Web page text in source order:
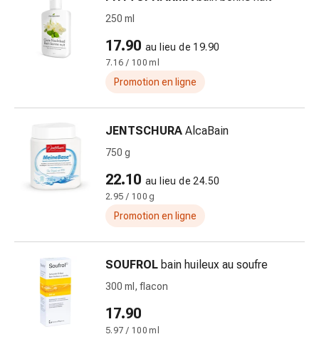
Mouchoirs
papier
plaies
et
des
Bandes
Pansements
pour
doigts
250 ml
17.90 au lieu de 19.90
7.16 / 100 ml
Promotion en ligne
JENTSCHURA AlcaBain
750 g
22.10 au lieu de 24.50
2.95 / 100 g
Promotion en ligne
SOUFROL bain huileux au soufre
300 ml, flacon
17.90
5.97 / 100 ml